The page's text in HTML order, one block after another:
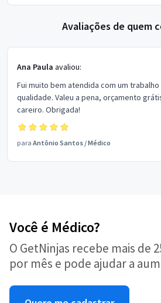
Avaliações de quem
Ana Paula avaliou:
Fui muito bem atendida com um trabalho
qualidade. Valeu a pena, orçamento
careiro. Obrigada!
para Antônio Santos /Médico
Você é Médico?
O GetNinjas recebe mais de
por mês e pode ajudar a